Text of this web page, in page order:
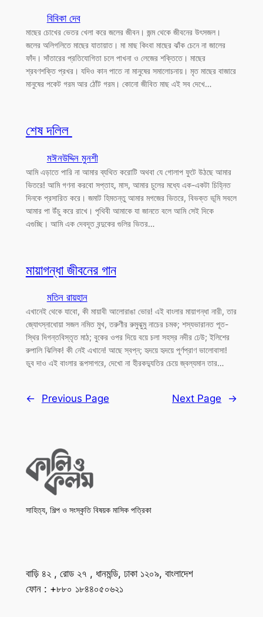
বিবিকা দেব
মাছের চোখের ভেতর খেলা করে জলের জীবন। জন্ম থেকে জীবনের উৎসজল।
জলের অলিগলিতে মাছের যাতায়াত। মা মাছ কিংবা মাছের ঝাঁক চেনে না জালের
ফাঁদ। সাঁতারের প্রতিযোগিতা চলে পাখনা ও লেজের শক্তিতে। মাছের
শ্রবণশক্তি প্রখর। যদিও কান পাতে না মানুষের সমালোচনায়। মৃত মাছের বাজারে
মানুষের পকেট গরম আর ঠোঁট গরম। কোনো জীবিত মাছ এই সব দেখে…
শেষ দলিল
মঈনউদ্দিন মুনশী
আমি এড়াতে পারি না আমার ব্যথিত করোটি অথবা যে গোলাপ ফুটে উঠছে আমার
ভিতরে! আমি গণনা করবো সপ্তাহ, মাস, আমার চুলের মধ্যে এক-একটা চিহ্নিত
দিনকে প্রসারিত করে। জমাট হিমতন্তু আমার মগজের ভিতরে, বিভক্ত ভূমি সবলে
আমার পা উঁচু করে রাখে। পৃথিবী আমাকে যা জানতে বলে আমি সেই দিকে
এগুচ্ছি। আমি এক দেবদূত বন্দুকের গুলির ভিতর…
মায়াগন্ধা জীবনের গান
মতিন রায়হান
এখানেই থেকে যাবো, কী মায়াবী আলোরাঙা ভোর! এই বাংলার মায়াগন্ধা নারী, তার
জ্যোৎস্নাধোয়া সজল নমিত মুখ, তরুণীর রুমুঝুমু নাচের চমক; শস্যভারানত পূত-
স্থির দিগন্তবিস্তৃত মাঠ; বুকের ওপর দিয়ে বয়ে চলা সহস্র নদীর ঢেউ; ইলিশের
রুপালি ঝিলিক! কী নেই এখানে! আছে স্বপ্ন; হৃদয়ে হৃদয়ে পূর্ণপ্রাণ ভালোবাসা!
ডুব দাও এই বাংলার রূপসাগরে, দেখো না হীরকদ্যুতির চেয়ে জ্বল্যমান তার…
← Previous Page Next Page →
সাহিত্য, শিল্প ও সংস্কৃতি বিষয়ক মাসিক পত্রিকা
বাড়ি ৪২ , রোড ২৭ , ধানমন্ডি, ঢাকা ১২০৯, বাংলাদেশ
ফোন : +৮৮০ ১৮৪৪০৫০৬২১